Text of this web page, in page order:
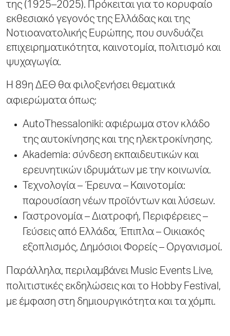
της (1925–2025). Πρόκειται για το κορυφαίο
εκθεσιακό γεγονός της Ελλάδας και της
Νοτιοανατολικής Ευρώπης, που συνδυάζει
επιχειρηματικότητα, καινοτομία, πολιτισμό και
ψυχαγωγία.
Η 89η ΔΕΘ θα φιλοξενήσει θεματικά
αφιερώματα όπως:
AutoThessaloniki: αφιέρωμα στον κλάδο
της αυτοκίνησης και της ηλεκτροκίνησης.
Akademia: σύνδεση εκπαιδευτικών και
ερευνητικών ιδρυμάτων με την κοινωνία.
Τεχνολογία – Έρευνα – Καινοτομία:
παρουσίαση νέων προϊόντων και λύσεων.
Γαστρονομία – Διατροφή, Περιφέρειες –
Γεύσεις από Ελλάδα, Έπιπλα – Οικιακός
εξοπλισμός, Δημόσιοι Φορείς – Οργανισμοί.
Παράλληλα, περιλαμβάνει Music Events Live,
πολιτιστικές εκδηλώσεις και το Hobby Festival,
με έμφαση στη δημιουργικότητα και τα χόμπι.